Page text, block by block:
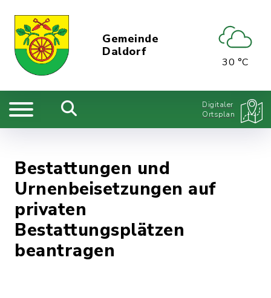
Gemeinde
Daldorf
30 °C
Digitaler
Ortsplan
Bestattungen und
Urnenbeisetzungen auf
privaten
Bestattungsplätzen
beantragen